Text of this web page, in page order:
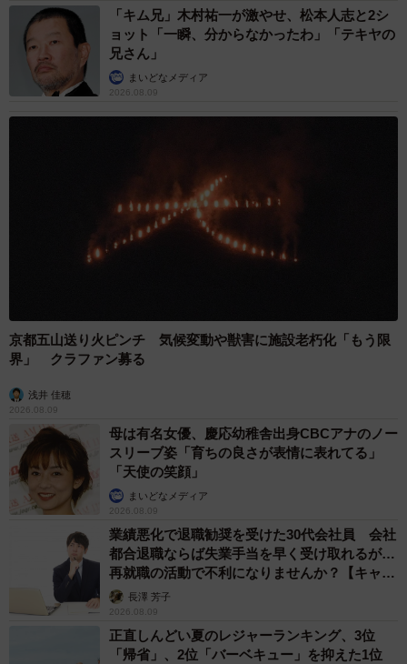
「キム兄」木村祐一が激やせ、松本人志と2シ
ョット「一瞬、分からなかったわ」「テキヤの
兄さん」
まいどなメディア
2026.08.09
京都五山送り火ピンチ 気候変動や獣害に施設老朽化「もう限
界」 クラファン募る
浅井 佳穂
2026.08.09
母は有名女優、慶応幼稚舎出身CBCアナのノー
スリーブ姿「育ちの良さが表情に表れてる」
「天使の笑顔」
まいどなメディア
2026.08.09
業績悪化で退職勧奨を受けた30代会社員 会社
都合退職ならば失業手当を早く受け取れるが…
再就職の活動で不利になりませんか？【キャリ
アカウンセラーが解説】
長澤 芳子
2026.08.09
正直しんどい夏のレジャーランキング、3位
「帰省」、2位「バーベキュー」を抑えた1位